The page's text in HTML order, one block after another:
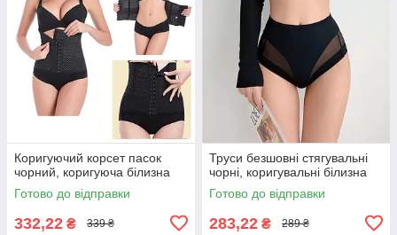
Коригуючий корсет пасок
чорний, коригуюча білизна
Готово до відправки
332,22 ₴ 339 ₴
Труси безшовні стягувальні
чорні, коригувальні білизна
Готово до відправки
283,22 ₴ 289 ₴